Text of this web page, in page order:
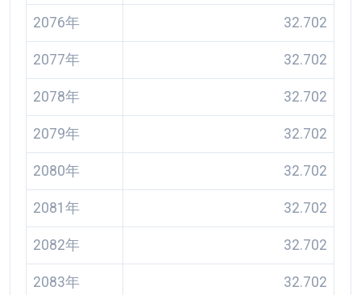
2076年 32.702
2077年 32.702
2078年 32.702
2079年 32.702
2080年 32.702
2081年 32.702
2082年 32.702
2083年 32.702